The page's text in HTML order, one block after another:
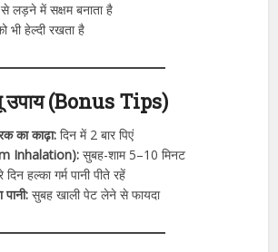
लड़ने में सक्षम बनाता है
भी हेल्दी रखता है
उपाय (Bonus Tips)
का काढ़ा: दिन में 2 बार पिएं
Inhalation): सुबह-शाम 5–10 मिनट
दिन हल्का गर्म पानी पीते रहें
सुबह खाली पेट लेने से फायदा